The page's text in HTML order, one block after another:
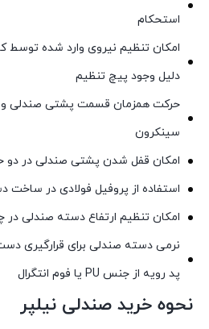
استحکام
امکان تنظیم نیروی وارد شده توسط
دلیل وجود پیچ تنظیم
حرکت همزمان قسمت پشتی صندلی و
سینکرون
امکان قفل شدن پشتی صندلی در دو
استفاده از پروفیل فولادی در ساخت
امکان تنظیم ارتفاع دسته صندلی در
نرمی دسته صندلی برای قرارگیری دست
پد رویه از جنس PU یا فوم انتگرال
نحوه خرید صندلی نیلپر